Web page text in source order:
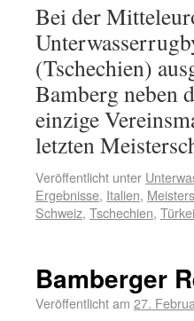
Bei der
(Tschechien)
Bamberg neben
einzige
letzten
Veröffentlicht unter
Ergebnisse, Italien,
Schweiz, Tschechien, Türkei
Bamberger
Veröffentlicht am 27.